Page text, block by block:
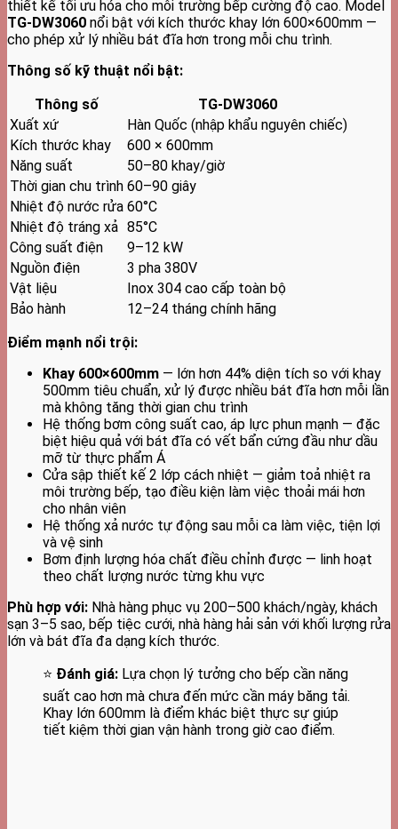
thiết kế tối ưu hóa cho môi trường bếp cường độ cao. Model
TG-DW3060 nổi bật với kích thước khay lớn 600×600mm —
cho phép xử lý nhiều bát đĩa hơn trong mỗi chu trình.
Thông số kỹ thuật nổi bật:
Thông số
TG-DW3060
Xuất xứ
Hàn Quốc (nhập khẩu nguyên chiếc)
Kích thước khay
600 × 600mm
Năng suất
50–80 khay/giờ
Thời gian chu trình 60–90 giây
Nhiệt độ nước rửa 60°C
Nhiệt độ tráng xả 85°C
Công suất điện
9–12 kW
Nguồn điện
3 pha 380V
Vật liệu
Inox 304 cao cấp toàn bộ
Bảo hành
12–24 tháng chính hãng
Điểm mạnh nổi trội:
Khay 600×600mm — lớn hơn 44% diện tích so với khay
500mm tiêu chuẩn, xử lý được nhiều bát đĩa hơn mỗi lần
mà không tăng thời gian chu trình
Hệ thống bơm công suất cao, áp lực phun mạnh — đặc
biệt hiệu quả với bát đĩa có vết bẩn cứng đầu như dầu
mỡ từ thực phẩm Á
Cửa sập thiết kế 2 lớp cách nhiệt — giảm toả nhiệt ra
môi trường bếp, tạo điều kiện làm việc thoải mái hơn
cho nhân viên
Hệ thống xả nước tự động sau mỗi ca làm việc, tiện lợi
và vệ sinh
Bơm định lượng hóa chất điều chỉnh được — linh hoạt
theo chất lượng nước từng khu vực
Phù hợp với: Nhà hàng phục vụ 200–500 khách/ngày, khách
sạn 3–5 sao, bếp tiệc cưới, nhà hàng hải sản với khối lượng rửa
lớn và bát đĩa đa dạng kích thước.
⭐ Đánh giá: Lựa chọn lý tưởng cho bếp cần năng
suất cao hơn mà chưa đến mức cần máy băng tải.
Khay lớn 600mm là điểm khác biệt thực sự giúp
tiết kiệm thời gian vận hành trong giờ cao điểm.